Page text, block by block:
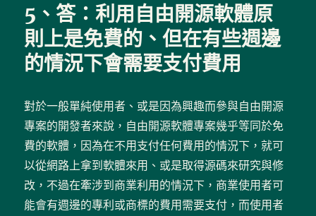
5、答：利用自由開源軟體原
則上是免費的、但在有些週邊
的情況下會需要支付費用
對於一般單純使用者、或是因為興趣而參與自由開源
專案的開發者來說，自由開源軟體專案幾乎等同於免
費的軟體，因為在不用支付任何費用的情況下，就可
以從網路上拿到軟體來用、或是取得源碼來研究與修
改，不過在牽涉到商業利用的情況下，商業使用者可
能會有週邊的專利或商標的費用需要支付，而使用者